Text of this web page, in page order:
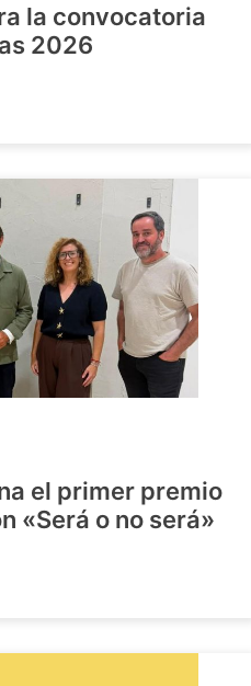
la convocatoria
2026
el primer premio
«Será o no será»